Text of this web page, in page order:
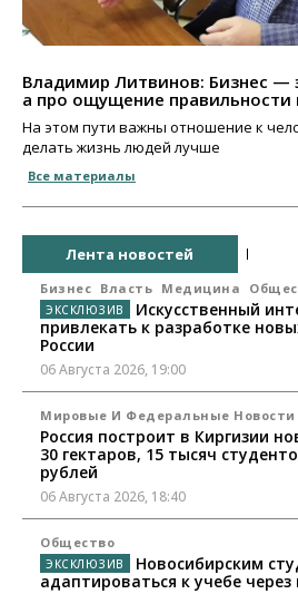
Владимир Литвинов: Бизнес —
а про ощущение правильности
На этом пути важны отношение к
делать жизнь людей лучше
Все материалы
Лента новостей
Бизнес Власть Медицина
Искусственный
привлекать к разработке
России
06 Августа 2026, 19:00
Мировые И Федеральные Новости
Россия построит в Киргизии
30 гектаров, 15 тысяч
рублей
06 Августа 2026, 18:40
Общество
Новосибирским
адаптироваться к учебе через